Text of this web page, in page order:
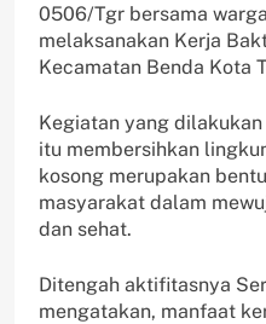
0506/Tgr bersama
melaksanakan Kerja
Kecamatan Benda Kota
Kegiatan yang
itu membersihkan
kosong merupakan
masyarakat dalam
dan sehat.
Ditengah aktifitasnya
mengatakan, manfaat